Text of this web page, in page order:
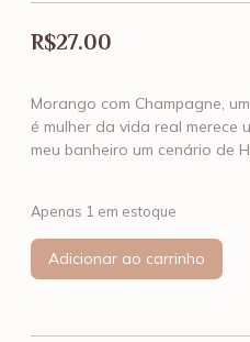
R$27.00
Morango com Champagne,
é mulher da vida real merece
meu banheiro um cenário de
Apenas 1 em estoque
Adicionar ao carrinho